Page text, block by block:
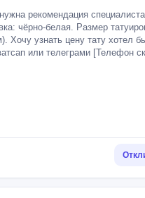
рекомендация
чёрно-белая. Размер
Хочу узнать цену тату хотел
или телеграми [Телефон